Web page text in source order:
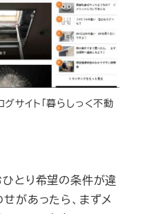
サイト「暮らしっく不動
とり希望の条件が違
があったら、まずメ